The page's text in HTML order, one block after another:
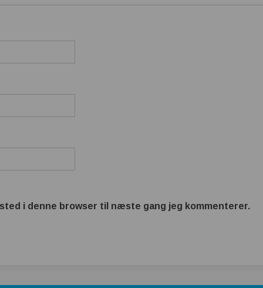
i denne browser til næste gang jeg kommenterer.